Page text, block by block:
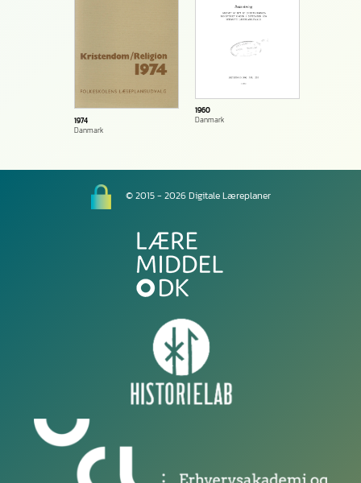
1974
Danmark
1960
Danmark
© 2015 - 2026 Digitale Læreplaner